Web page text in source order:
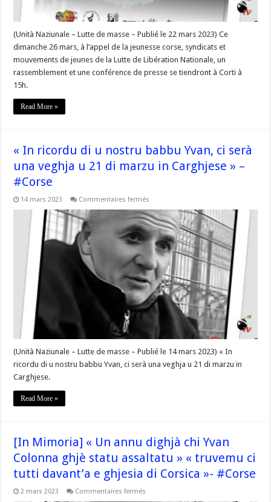
2023
Corti
(Unità Naziunale – Lutte de masse – Publié le 22 mars 2023) Ce
dimanche 26 mars, à l’appel de la jeunesse corse, syndicats et
mouvements de jeunes de la Lutte de Libération Nationale, un
rassemblement et une conférence de presse se tiendront à Corti à
15h.
Read More »
« In ricordu di u nostru babbu Yvan, ci serà
una veghja u 21 di marzu in Carghjese » –
#Corse
14 mars 2023 Commentaires fermés
ricordu
di
u
nostru
babbu
Yvan,
ci
serà
una
veghja
u
21
di
–
#Corse
(Unità Naziunale – Lutte de masse – Publié le 14 mars 2023) « In
ricordu di u nostru babbu Yvan, ci serà una veghja u 21 di marzu in
Carghjese.
Read More »
[In Mimoria] « Un annu dighjà chi Yvan
Colonna ghjè statu assaltatu » « truvemu ci
tutti davant’a e ghjesia di Corsica »- #Corse
2 mars 2023 Commentaires fermés